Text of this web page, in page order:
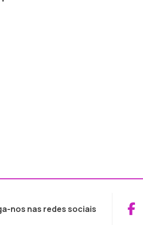
nos nas redes sociais